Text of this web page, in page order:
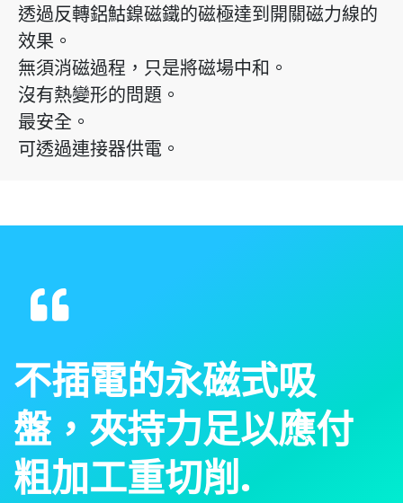
透過反轉鋁鮕鎳磁鐵的磁極達到開關磁力線的
效果。
無須消磁過程，只是將磁場中和。
沒有熱變形的問題。
最安全。
可透過連接器供電。
不插電的永磁式吸
盤，夾持力足以應付
粗加工重切削.